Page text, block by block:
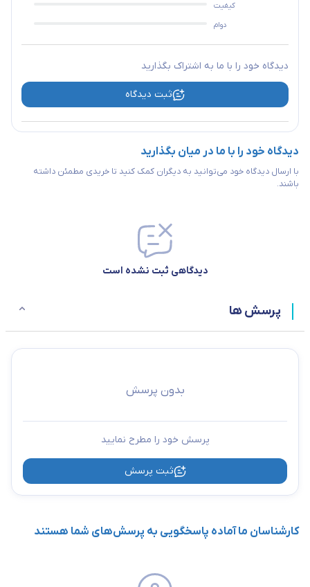
کیفیت
دوام
دیدگاه خود را با ما به اشتراک بگذارید
ثبت دیدگاه
دیدگاه خود را با ما در میان بگذارید
با ارسال دیدگاه خود می‌توانید به دیگران کمک کنید تا خریدی مطمئن داشته
باشند.
دیدگاهی ثبت نشده است
پرسش ها
بدون پرسش
پرسش خود را مطرح نمایید
ثبت پرسش
کارشناسان ما آماده پاسخگویی به پرسش‌های شما هستند